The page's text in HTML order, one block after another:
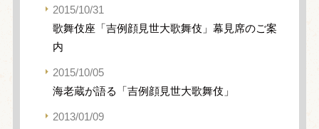
2015/10/31
歌舞伎座「吉例顔見世大歌舞伎」幕見席のご案
内
2015/10/05
海老蔵が語る「吉例顔見世大歌舞伎」
2013/01/09